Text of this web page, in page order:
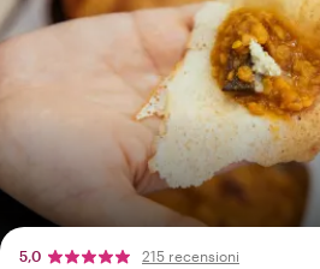
5,0 215 recensioni